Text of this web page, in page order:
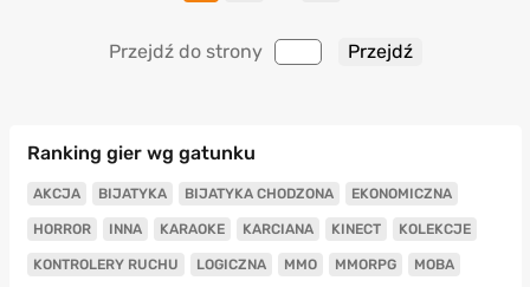
Przejdź do strony
Ranking gier wg gatunku
AKCJA BIJATYKA BIJATYKA CHODZONA EKONOMICZNA
HORROR INNA KARAOKE KARCIANA KINECT KOLEKCJE
KONTROLERY RUCHU LOGICZNA MMO MMORPG MOBA